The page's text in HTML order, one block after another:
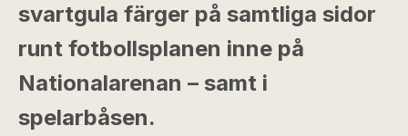
svartgula färger på samtliga sidor
runt fotbollsplanen inne på
Nationalarenan – samt i
spelarbåsen.